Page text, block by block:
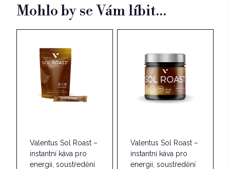
Mohlo by se Vám líbit…
Valentus Sol Roast –
instantní káva pro
energii, soustředění
Valentus Sol Roast –
instantní káva pro
energii, soustředění